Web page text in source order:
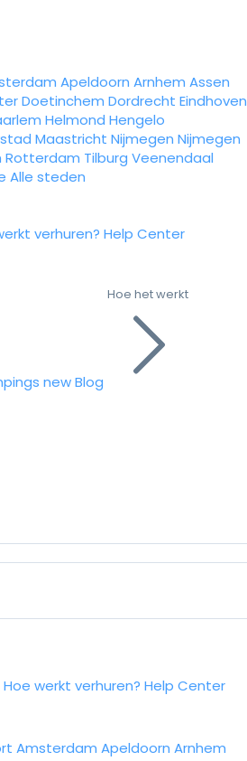
Apeldoorn Arnhem Assen
Doetinchem Dordrecht Eindhoven
Helmond Hengelo
Maastricht Nijmegen Nijmegen
Rotterdam Tilburg Veenendaal
Alle steden
verhuren? Help Center
newBlog
Hoe het werkt
Hoe werkt verhuren? Help Center
Amsterdam Apeldoorn Arnhem